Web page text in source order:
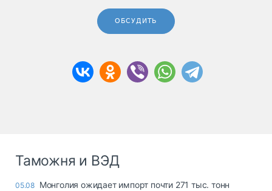
ОБСУДИТЬ
Таможня и ВЭД
05.08 Монголия ожидает импорт почти 271 тыс. тонн